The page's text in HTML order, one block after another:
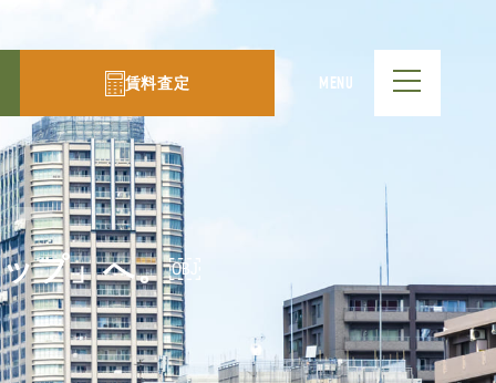
賃料査定 MENU
プ」へ。￼